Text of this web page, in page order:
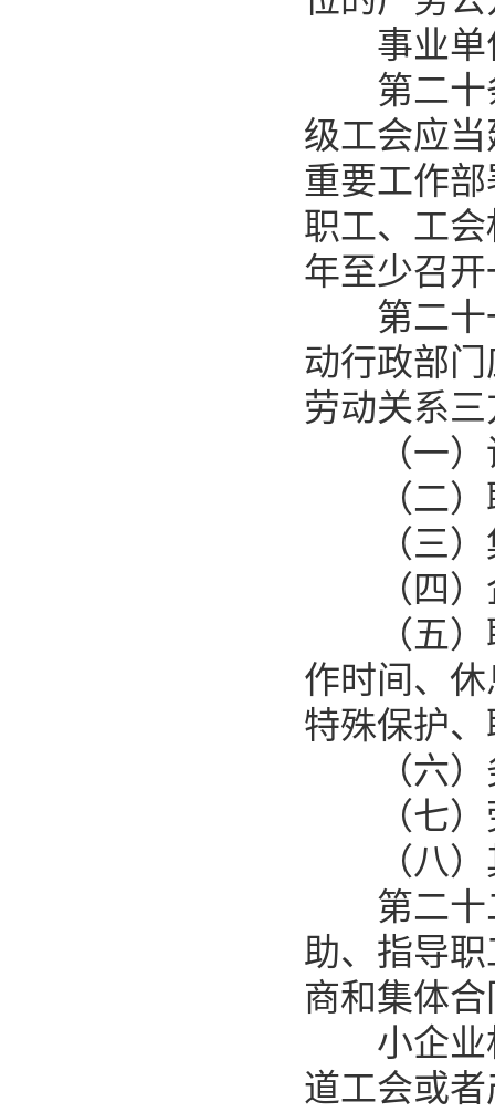
事业单
第二十条
级工会应
重要工作
职工、工
年至少召
第二十一
动行政部
劳动关系
（一）
（二）职
（三）集
（四）企
（五）职
作时间、
特殊保护
（六）
（七）
（八）
第二十二
助、指导
商和集体
小企业相
道工会或